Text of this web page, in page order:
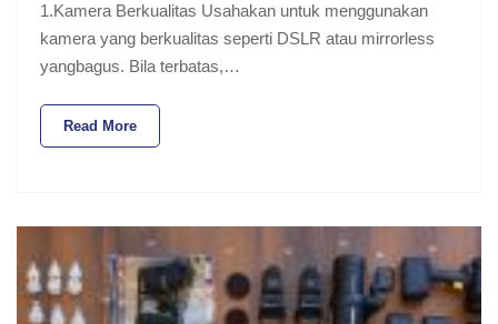
1.Kamera Berkualitas Usahakan untuk menggunakan
kamera yang berkualitas seperti DSLR atau mirrorless
yangbagus. Bila terbatas,…
Read More